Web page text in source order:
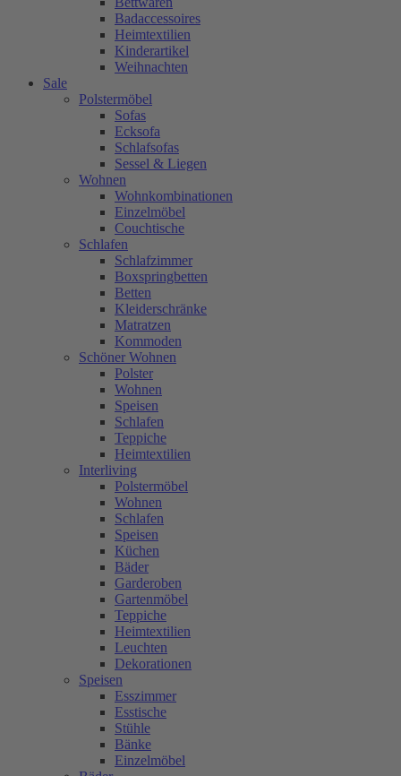
Badaccessoires
Heimtextilien
Kinderartikel
Weihnachten
Sale
Polstermöbel
Sofas
Ecksofa
Schlafsofas
Sessel & Liegen
Wohnen
Wohnkombinationen
Einzelmöbel
Couchtische
Schlafen
Schlafzimmer
Boxspringbetten
Betten
Kleiderschränke
Matratzen
Kommoden
Schöner Wohnen
Polster
Wohnen
Speisen
Schlafen
Teppiche
Heimtextilien
Interliving
Polstermöbel
Wohnen
Schlafen
Speisen
Küchen
Bäder
Garderoben
Gartenmöbel
Teppiche
Heimtextilien
Leuchten
Dekorationen
Speisen
Esszimmer
Esstische
Stühle
Bänke
Einzelmöbel